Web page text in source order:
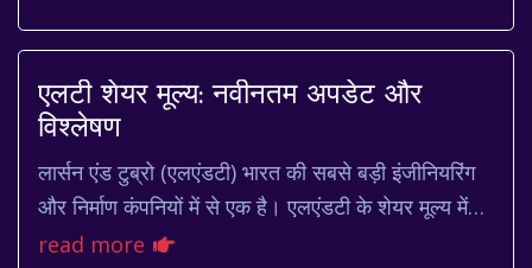
एलटी शेयर मूल्य: नवीनतम अपडेट और
विश्लेषण
लार्सन एंड टुब्रो (एलएंडटी) भारत की सबसे बड़ी इंजीनियरिंग
और निर्माण कंपनियों में से एक है। एलएंडटी के शेयर मूल्य में
निवेशकों की गहरी दिलचस्पी रहती ह...
read more